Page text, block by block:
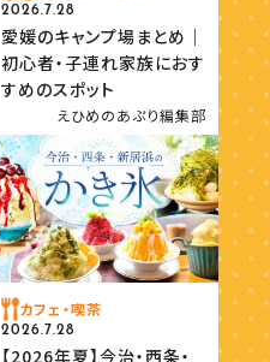
2026.7.28
愛媛のキャンプ場まとめ｜
初心者・子連れ家族におす
すめのスポット
えひめのあぷり編集部
カフェ・喫茶
2026.7.28
【2026年夏】今治・西条・